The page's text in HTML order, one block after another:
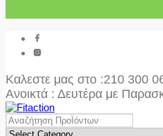
Καλεστε μας στο :210 300
Ανοικτά : Δευτέρα με